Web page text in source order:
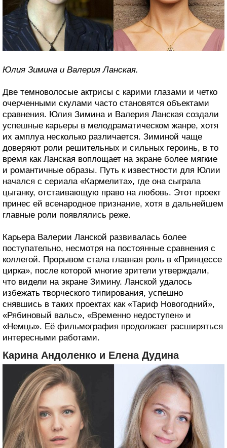
Юлия Зимина и Валерия Ланская.
Две темноволосые актрисы с карими глазами и четко
очерченными скулами часто становятся объектами
сравнения. Юлия Зимина и Валерия Ланская создали
успешные карьеры в мелодраматическом жанре, хотя
их амплуа несколько различается. Зиминой чаще
доверяют роли решительных и сильных героинь, в то
время как Ланская воплощает на экране более мягкие
и романтичные образы. Путь к известности для Юлии
начался с сериала «Кармелита», где она сыграла
цыганку, отстаивающую право на любовь. Этот проект
принес ей всенародное признание, хотя в дальнейшем
главные роли появлялись реже.
Карьера Валерии Ланской развивалась более
поступательно, несмотря на постоянные сравнения с
коллегой. Прорывом стала главная роль в «Принцессе
цирка», после которой многие зрители утверждали,
что видели на экране Зимину. Ланской удалось
избежать творческого типирования, успешно
снявшись в таких проектах как «Тариф Новогодний»,
«Рябиновый вальс», «Временно недоступен» и
«Немцы». Её фильмография продолжает расширяться
интересными работами.
Карина Андоленко и Елена Дудина